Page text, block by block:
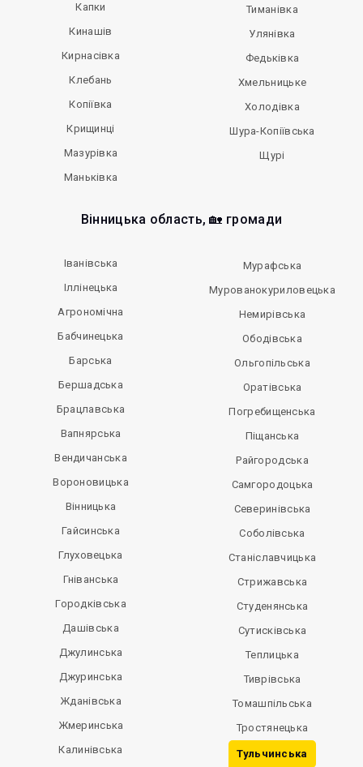
Капки
Кинашів
Кирнасівка
Клебань
Копіївка
Крищинці
Мазурівка
Маньківка
Тиманівка
Улянівка
Федьківка
Хмельницьке
Холодівка
Шура-Копіївська
Щурі
Вінницька область, 🏡 громади
Іванівська
Іллінецька
Агрономічна
Бабчинецька
Барська
Бершадська
Брацлавська
Вапнярська
Вендичанська
Вороновицька
Вінницька
Гайсинська
Глуховецька
Гніванська
Городківська
Дашівська
Джулинська
Джуринська
Жданівська
Жмеринська
Калинівська
Мурафська
Мурованокуриловецька
Немирівська
Ободівська
Ольгопільська
Оратівська
Погребищенська
Піщанська
Райгородська
Самгородоцька
Северинівська
Соболівська
Станіславчицька
Стрижавська
Студенянська
Сутисківська
Теплицька
Тиврівська
Томашпільська
Тростянецька
Тульчинська